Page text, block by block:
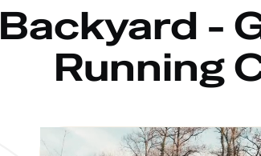
Backyard -
Running